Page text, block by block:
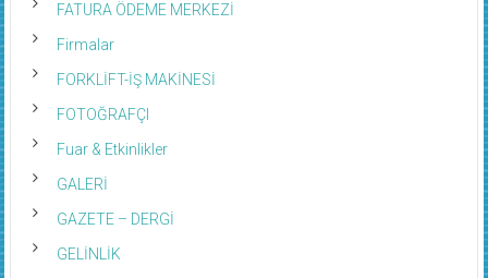
FATURA ÖDEME MERKEZİ
Firmalar
FORKLİFT-İŞ MAKİNESİ
FOTOĞRAFÇI
Fuar & Etkinlikler
GALERİ
GAZETE – DERGİ
GELİNLİK